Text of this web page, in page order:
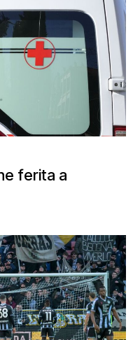
ferita a